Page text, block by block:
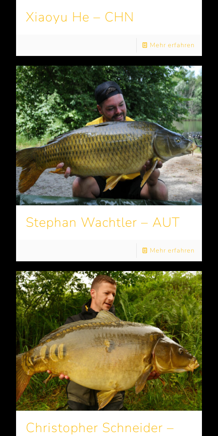
Xiaoyu He – CHN
Mehr erfahren
Stephan Wachtler – AUT
Mehr erfahren
Christopher Schneider –